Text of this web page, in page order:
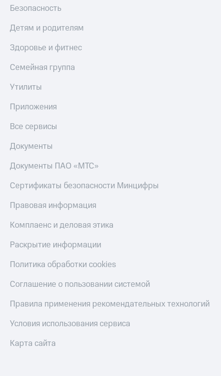
Безопасность
Детям и родителям
Здоровье и фитнес
Семейная группа
Утилиты
Приложения
Все сервисы
Документы
Документы ПАО «МТС»
Сертификаты безопасности Минцифры
Правовая информация
Комплаенс и деловая этика
Раскрытие информации
Политика обработки cookies
Соглашение о пользовании системой
Правила применения рекомендательных технологий
Условия использования сервиса
Карта сайта